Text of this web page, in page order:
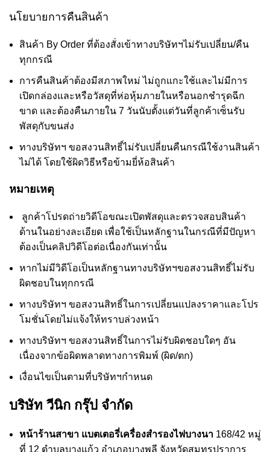
นโยบายการคืนสินค้า
สินค้า By Order ที่ต้องสั่งเข้าทางบริษัทฯไม่รับเปลี่ยน/คืน
ทุกกรณี
การคืนสินค้าต้องมีสภาพใหม่ ไม่ถูกแกะใช้และไม่มีการ
เปิดกล่องและหรือวัสดุที่ห่อหุ้มภายในหรือนอกชำรุดฉีก
ขาด และต้องคืนภายใน 7 วันนับตั้งแต่วันที่ลูกค้าเซ็นรับ
พัสดุกับขนส่ง
ทางบริษัทฯ ขอสงวนสิทธิ์ไม่รับเปลี่ยนคืนกรณีใช้งานสินค้า
ไม่ได้ โดยใช้ผิดวิธีหรือข้ามยี่ห้อสินค้า
หมายเหตุ
ลูกค้าโปรดถ่ายวิดีโอขณะเปิดพัสดุและตรวจสอบสินค้า
ด้านในอย่างละเอียด เพื่อใช้เป็นหลักฐานในกรณีที่มีปัญหา
ต้องเป็นคลิปวิดีโอต่อเนื่องกันเท่านั้น
หากไม่มีวิดีโอเป็นหลักฐานทางบริษัทฯขอสงวนสิทธิ์ไม่รับ
ผิดชอบในทุกกรณี
ทางบริษัทฯ ขอสงวนสิทธิ์ในการเปลี่ยนแปลงราคาและโปร
โมชั่นโดยไม่แจ้งให้ทราบล่วงหน้า
ทางบริษัทฯ ขอสงวนสิทธิ์ในการไม่รับผิดชอบใดๆ อัน
เนื่องจากข้อผิดพลาดทางการพิมพ์ (ผิด/ตก)
เงื่อนไขเป็นตามที่บริษัทฯกำหนด
บริษัท วีนิก กรุ๊ป จำกัด
หน้าร้านสาขา แบตเตอรี่เครื่องสำรองไฟบางนา 168/42 หมู่
ที่ 12 ตำบลบางแก้ว อำเภอบางพลี จังหวัดสมุทรปราการ